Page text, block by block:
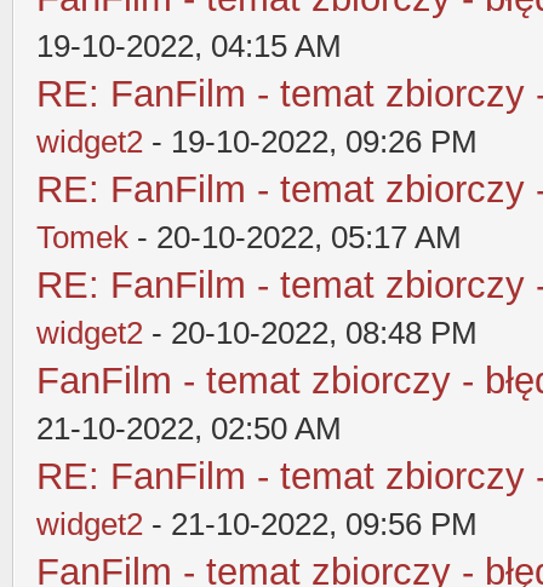
19-10-2022, 04:15 AM
RE: FanFilm - temat zbiorczy
widget2 - 19-10-2022, 09:26 PM
RE: FanFilm - temat zbiorczy
Tomek - 20-10-2022, 05:17 AM
RE: FanFilm - temat zbiorczy
widget2 - 20-10-2022, 08:48 PM
FanFilm - temat zbiorczy -
21-10-2022, 02:50 AM
RE: FanFilm - temat zbiorczy
widget2 - 21-10-2022, 09:56 PM
FanFilm - temat zbiorczy -